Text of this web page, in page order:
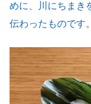
めに、川にちまき
伝わったものです。